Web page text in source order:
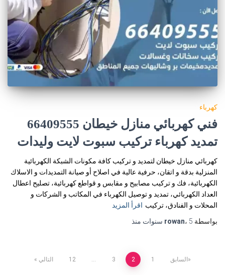
كهرباء
فني كهربائي منازل خيطان 66409555
تمديد كهرباء تركيب سبوت لايت وليدات
كهربائي منازل خيطان لتمديد و تركيب كافة مكونات الشبكة الكهربائية
المنزلية بدقة و اتقان، حرفية عالية في اصلاح أو صيانة التمديدات و الاسلاك
الكهربائية، فك و تركيب مصابيح و مقابس و قواطع كهربائية، تصليح اعطال
العداد الكهربائي، تمديد و توصيل الكهرباء في المكاتب و الشركات و
المحلات و الفنادق، تركيب اقرأ المزيد
بواسطة
rowan، 5 سنوات منذ
السابق 1
2
3
12 التالي